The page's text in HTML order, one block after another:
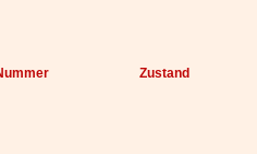
Zustand